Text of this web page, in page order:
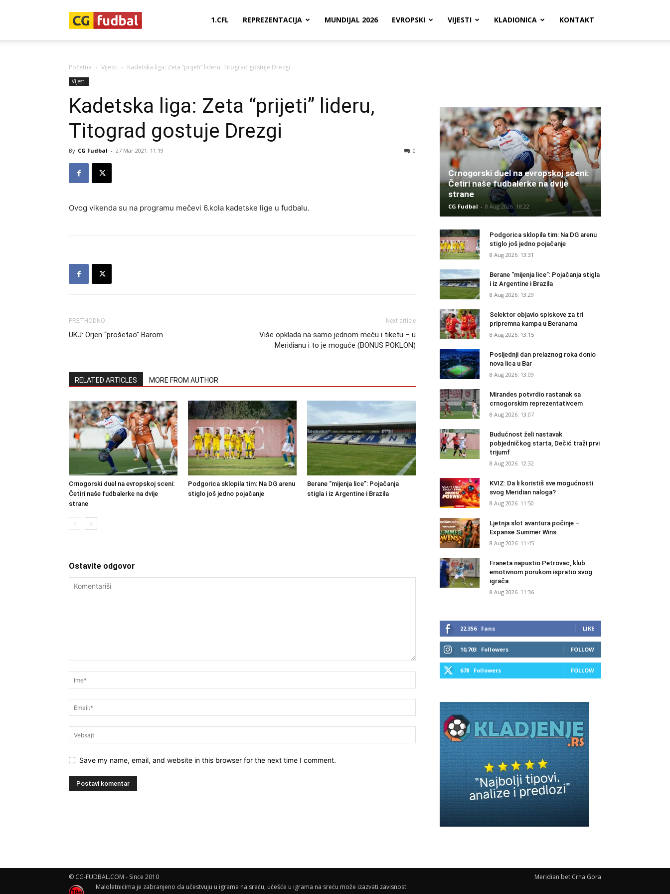
1.CFL REPREZENTACIJA MUNDIJAL 2026 EVROPSKI VIJESTI KLADIONICA KONTAKT
Početna Vijesti Kadetska liga: Zeta “prijeti” lideru, Titograd gostuje Drezgi
Vijesti
Kadetska liga: Zeta “prijeti” lideru,
Titograd gostuje Drezgi
By CG Fudbal - 27 Mar 2021. 11:19 0
Ovog vikenda su na programu mečevi 6.kola kadetske lige u fudbalu.
PRETHODNO
UKJ: Orjen “prošetao” Barom
Next article
Više opklada na samo jednom meču i tiketu – u
Meridianu i to je moguće (BONUS POKLON)
RELATED ARTICLES MORE FROM AUTHOR
Crnogorski duel na evropskoj sceni:
Četiri naše fudbalerke na dvije
strane
Podgorica sklopila tim: Na DG arenu
stiglo još jedno pojačanje
Berane “mijenja lice”: Pojačanja
stigla i iz Argentine i Brazila
Ostavite odgovor
Save my name, email, and website in this browser for the next time I comment.
Crnogorski duel na evropskoj sceni:
Četiri naše fudbalerke na dvije
strane
CG Fudbal - 8 Aug 2026. 18:22
Podgorica sklopila tim: Na DG arenu
stiglo još jedno pojačanje
8 Aug 2026. 13:31
Berane “mijenja lice”: Pojačanja stigla
i iz Argentine i Brazila
8 Aug 2026. 13:29
Selektor objavio spiskove za tri
pripremna kampa u Beranama
8 Aug 2026. 13:15
Posljednji dan prelaznog roka donio
nova lica u Bar
8 Aug 2026. 13:09
Mirandes potvrdio rastanak sa
crnogorskim reprezentativcem
8 Aug 2026. 13:07
Budućnost želi nastavak
pobjedničkog starta, Dečić traži prvi
trijumf
8 Aug 2026. 12:32
KVIZ: Da li koristiš sve mogućnosti
svog Meridian naloga?
8 Aug 2026. 11:50
Ljetnja slot avantura počinje –
Expanse Summer Wins
8 Aug 2026. 11:45
Franeta napustio Petrovac, klub
emotivnom porukom ispratio svog
igrača
8 Aug 2026. 11:36
22,356 Fans LIKE
10,703 Followers FOLLOW
678 Followers FOLLOW
Meridian bet Crna Gora
© CG-FUDBAL.COM - Since 2010
Maloletnicima je zabranjeno da učestvuju u igrama na sreću, učešće u igrama na sreću može izazvati zavisnost.